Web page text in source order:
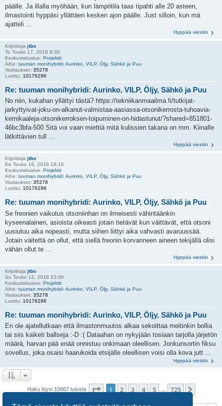
päälle. Ja illalla myöhään, kun lämpötila taas tipahti alle 20 asteen,
ilmastointi hyppäsi yllättäen kesken ajon päälle. Just silloin, kun mä
ajatteli ...
Hyppää viestiin
Kirjoittaja jtbo
To Touko 17, 2018 9:30
Keskustelualue: Projektit
Aihe: tuuman monihybridi: Aurinko, VILP, Öljy, Sähkö ja Puu
Vastaukset: 35278
Luettu: 10176296
Re: tuuman monihybridi: Aurinko, VILP, Öljy, Sähkö ja Puu
No niin, kukahan yllättyi tästä? https://tekniikanmaailma.fi/tutkijat-
jarkyttyivat-joku-on-alkanut-valmistaa-aasiassa-otsonikerrosta-tuhoavia-
kemikaaleja-otsonikerroksen-toipuminen-on-hidastunut/?shared=851801-
46bc3bfa-500 Sitä voi vaan miettiä mitä kulissien takana on mm. Kiinalle
lätkittävien tull ...
Hyppää viestiin
Kirjoittaja jtbo
Ke Touko 16, 2018 18:16
Keskustelualue: Projektit
Aihe: tuuman monihybridi: Aurinko, VILP, Öljy, Sähkö ja Puu
Vastaukset: 35278
Luettu: 10176296
Re: tuuman monihybridi: Aurinko, VILP, Öljy, Sähkö ja Puu
Se freonien vaikutus otsoniinhan on ilmeisesti vähintäänkin
kyseenalainen, asioista oikeasti jotain tietävät kun väittävät, että otsoni
uusiutuu aika nopeasti, mutta siihen liittyi aika vahvasti avaruussää.
Jotain väitettä on ollut, että siellä freonin korvanneen aineen tekijällä olisi
vähän ollut te ...
Hyppää viestiin
Kirjoittaja jtbo
Su Touko 13, 2018 23:06
Keskustelualue: Projektit
Aihe: tuuman monihybridi: Aurinko, VILP, Öljy, Sähkö ja Puu
Vastaukset: 35278
Luettu: 10176296
Re: tuuman monihybridi: Aurinko, VILP, Öljy, Sähkö ja Puu
En ole ajatellutkaan että ilmastonmuutos alkaa sekoittaa meitinkin bollia
tai siis kaiketi ballseja :-D :( Dataahan on nykyjään tosiaan tarjolla järjetön
määrä, harvan pää enää onnistuu onkimaan oleellisen. Jonkunsortin fiksu
sovellus, joka osaisi haarukoida etsijälle oleellisen voisi olla kova jutt ...
Hyppää viestiin
Haku löysi 10867 tulosta Sivu /725
1 2 3 4 5 725